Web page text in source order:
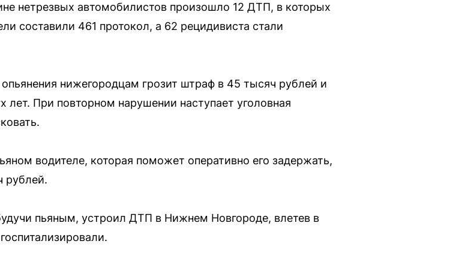
нетрезвых автомобилистов произошло 12 ДТП, в которых
составили 461 протокол, а 62 рецидивиста стали
нижегородцам грозит штраф в 45 тысяч рублей и
лет. При повторном нарушении наступает уголовная
водителе, которая поможет оперативно его задержать,
рублей.
пьяным, устроил ДТП в Нижнем Новгороде, влетев в